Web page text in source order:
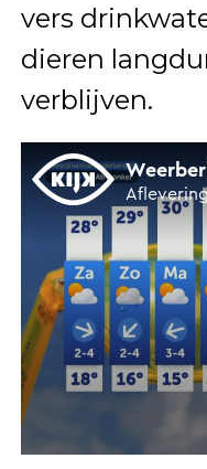
vers
dieren
verblijven.